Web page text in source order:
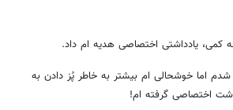
کمی، یادداشتی اختصاصی هدیه ام داد.
اما خوشحالی ام بیشتر به خاطر پُز دادن به
اختصاصی گرفته ام!